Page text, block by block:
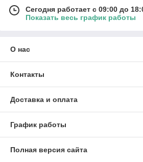
Сегодня работает с 09:00 до
Показать весь график работы
О нас
Контакты
Доставка и оплата
График работы
Полная версия сайта